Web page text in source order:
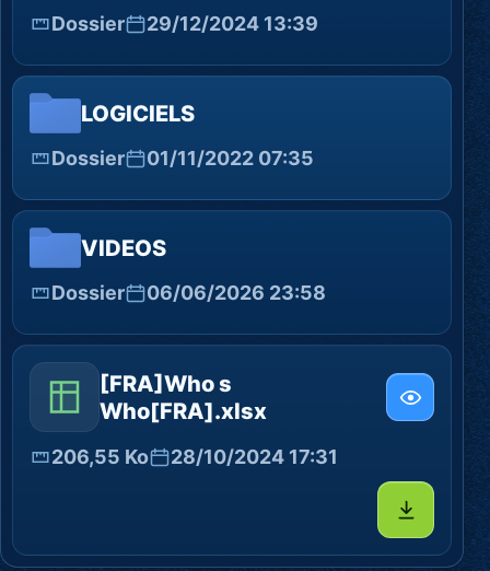
Dossier 29/12/2024 13:39
LOGICIELS
Dossier 01/11/2022 07:35
VIDEOS
Dossier 06/06/2026 23:58
[FRA]Who s
Who[FRA].xlsx
206,55 Ko 28/10/2024 17:31